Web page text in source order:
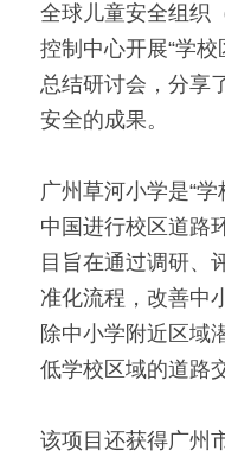
全球儿童安全组织
控制中心开展“学校
总结研讨会，分享
安全的成果。
广州草河小学是“
中国进行校区道路
目旨在通过调研、
准化流程，改善中
除中小学附近区域
低学校区域的道路
该项目还获得广州